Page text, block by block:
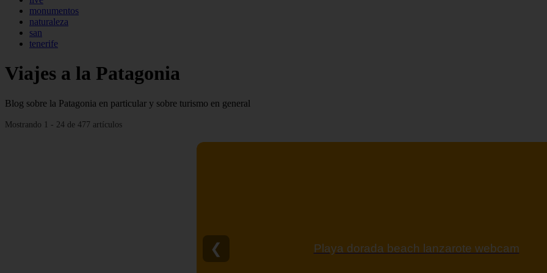
monumentos
naturaleza
san
tenerife
Viajes a la Patagonia
Blog sobre la Patagonia en particular y sobre turismo en general
Mostrando 1 - 24 de 477 artículos
❮